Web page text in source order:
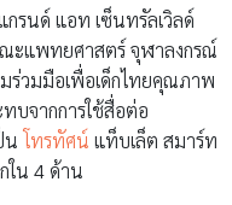
รนด์ แอท เซ็นทรัลเวิลด์
ะแพทยศาสตร์ จุฬาลงกรณ์
ร่วมมือเพื่อเด็กไทยคุณภาพ
บจากการใช้สื่อต่อ
น โทรทัศน์ แท็บเล็ต สมาร์ท
ใน 4 ด้าน